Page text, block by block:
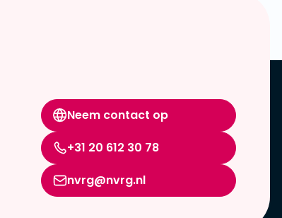
Neem contact op
+31 20 612 30 78
nvrg@nvrg.nl